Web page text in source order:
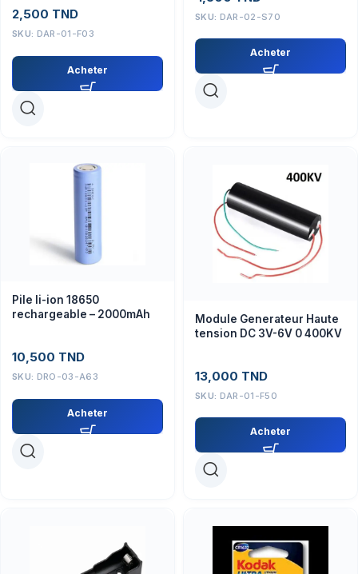
2,500 TND
SKU: DAR-01-F03
Acheter
SKU: DAR-02-S70
Acheter
Pile li-ion 18650
rechargeable – 2000mAh
10,500 TND
SKU: DRO-03-A63
Acheter
Module Generateur Haute
tension DC 3V-6V 0 400KV
13,000 TND
SKU: DAR-01-F50
Acheter